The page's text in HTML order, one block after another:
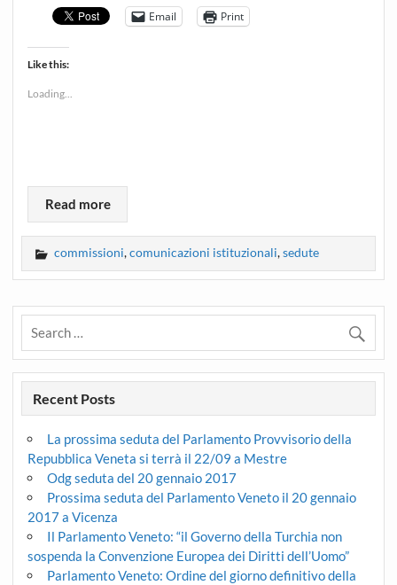
Email Print
Like this:
Loading...
Read more
commissioni,comunicazioni istituzionali,sedute
Recent Posts
La prossima seduta del Parlamento Provvisorio della
Repubblica Veneta si terrà il 22/09 a Mestre
Odg seduta del 20 gennaio 2017
Prossima seduta del Parlamento Veneto il 20 gennaio
2017 a Vicenza
Il Parlamento Veneto: “il Governo della Turchia non
sospenda la Convenzione Europea dei Diritti dell’Uomo”
Parlamento Veneto: Ordine del giorno definitivo della